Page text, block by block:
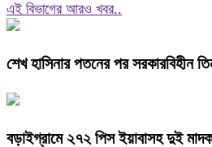
এই বিভাগের আরও খবর..
শেখ হাসিনার পতনের পর সরকারবিহীন
বড়াইগ্রামে ২৭২ পিস ইয়াবাসহ দুই মাদক